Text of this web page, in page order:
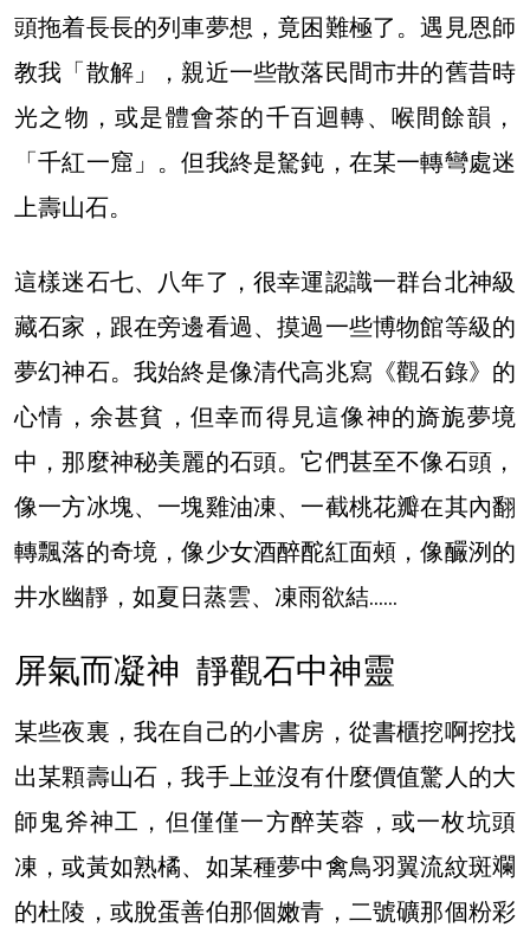
頭拖着長長的列車夢想，竟困難極了。遇見恩師
教我「散解」，親近一些散落民間市井的舊昔時
光之物，或是體會茶的千百迴轉、喉間餘韻，
「千紅一窟」。但我終是駑鈍，在某一轉彎處迷
上壽山石。
這樣迷石七、八年了，很幸運認識一群台北神級
藏石家，跟在旁邊看過、摸過一些博物館等級的
夢幻神石。我始終是像清代高兆寫《觀石錄》的
心情，余甚貧，但幸而得見這像神的旖旎夢境
中，那麼神秘美麗的石頭。它們甚至不像石頭，
像一方冰塊、一塊雞油凍、一截桃花瓣在其內翻
轉飄落的奇境，像少女酒醉酡紅面頰，像釅洌的
井水幽靜，如夏日蒸雲、凍雨欲結……
屏氣而凝神 靜觀石中神靈
某些夜裏，我在自己的小書房，從書櫃挖啊挖找
出某顆壽山石，我手上並沒有什麼價值驚人的大
師鬼斧神工，但僅僅一方醉芙蓉，或一枚坑頭
凍，或黃如熟橘、如某種夢中禽鳥羽翼流紋斑斕
的杜陵，或脫蛋善伯那個嫩青，二號礦那個粉彩